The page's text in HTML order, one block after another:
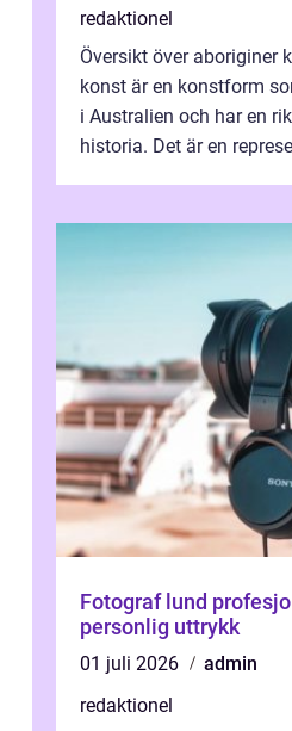
redaktionel
Översikt över aboriginer
konst är en konstform
i Australien och har en
historia. Det är en
Fotograf lund profesjonell foto med
personlig uttrykk
01 juli 2026
admin
redaktionel